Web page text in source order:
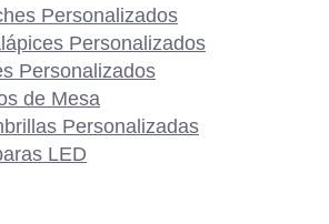
Personalizados
Personalizados
Personalizados
de Mesa
Personalizadas
LED